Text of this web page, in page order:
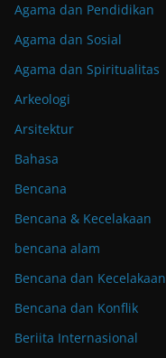
Agama dan Pendidikan
Agama dan Sosial
Agama dan Spiritualitas
Arkeologi
Arsitektur
Bahasa
Bencana
Bencana & Kecelakaan
bencana alam
Bencana dan Kecelakaan
Bencana dan Konflik
Beriita Internasional